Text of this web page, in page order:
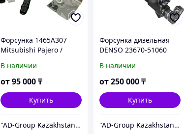
Форсунка 1465A307
Mitsubishi Pajero /
двиг3,2 4M41 Denso /
095000-8110 /
В наличии
от95 000₸
Купить
"AD-Group Kazakhstan" Автомобильные топливные системы. ТНВД, форсунки, бензонасосы, датчики, прочее.
Форсунка дизельная
DENSO 23670-51060
Land Cruiser 200 / Lexus
LX 450d (1VD-FTV 4.5D
В наличии
от250 000₸
Купить
"AD-Group Kazakhstan" Автомобильные топливные системы. ТНВД, форсунки, бензонасосы, датчики, прочее.